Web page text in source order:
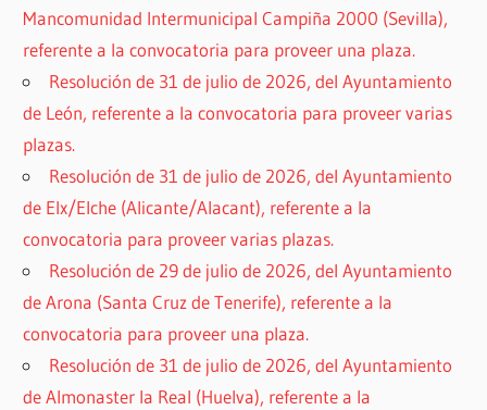
Mancomunidad Intermunicipal Campiña 2000 (Sevilla),
referente a la convocatoria para proveer una plaza.
Resolución de 31 de julio de 2026, del Ayuntamiento
de León, referente a la convocatoria para proveer varias
plazas.
Resolución de 31 de julio de 2026, del Ayuntamiento
de Elx/Elche (Alicante/Alacant), referente a la
convocatoria para proveer varias plazas.
Resolución de 29 de julio de 2026, del Ayuntamiento
de Arona (Santa Cruz de Tenerife), referente a la
convocatoria para proveer una plaza.
Resolución de 31 de julio de 2026, del Ayuntamiento
de Almonaster la Real (Huelva), referente a la